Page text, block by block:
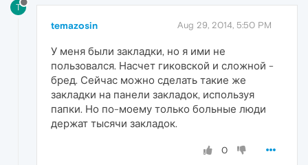
T
temazosin Aug 29, 2014, 5:50 PM
У меня были закладки, но я ими не
пользовался. Насчет гиковской и сложной -
бред. Сейчас можно сделать такие же
закладки на панели закладок, используя
папки. Но по-моему только больные люди
держат тысячи закладок.
0